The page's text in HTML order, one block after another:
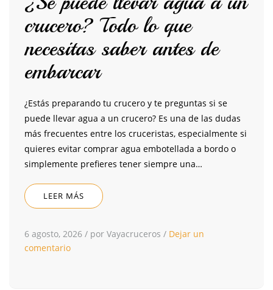
crucero? Todo lo que
necesitas saber antes de
embarcar
¿Estás preparando tu crucero y te preguntas si se
puede llevar agua a un crucero? Es una de las dudas
más frecuentes entre los cruceristas, especialmente si
quieres evitar comprar agua embotellada a bordo o
simplemente prefieres tener siempre una…
LEER MÁS
6 agosto, 2026 / por Vayacruceros / Dejar un
comentario